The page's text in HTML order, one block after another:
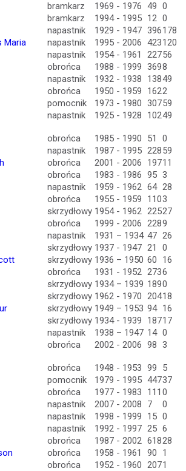
bramkarz 1969 - 1976 49 0
bramkarz 1994 - 1995 12 0
napastnik 1929 - 1947 396178
Maria
napastnik 1995 - 2006 423120
napastnik 1954 - 1961 22756
obrońca 1988 - 1999 3698
napastnik 1932 - 1938 13849
obrońca 1950 - 1959 1622
pomocnik 1973 - 1980 30759
napastnik 1925 - 1928 10249
obrońca 1985 - 1990 51
0
napastnik 1987 - 1995 22859
obrońca 2001 - 2006 19711
obrońca 1983 - 1986 95 3
napastnik 1959 - 1962 64 28
obrońca 1955 - 1959 1103
skrzydłowy 1954 - 1962 22527
obrońca 1999 - 2006 2289
napastnik 1931 – 1934 47 26
skrzydłowy 1937 - 1947 21
0
skrzydłowy 1936 – 1950 60
16
obrońca 1931 - 1952 2736
skrzydłowy 1934 – 1939 1890
skrzydłowy 1962 - 1970 20418
skrzydłowy 1949 – 1953 94 16
skrzydłowy 1934 - 1939 18717
napastnik 1938 – 1947 14 0
obrońca 2002 - 2006 98 3
obrońca 1948 - 1953 99
5
pomocnik 1979 - 1995 44737
obrońca 1977 - 1983 111 0
napastnik 2007 - 2008 7
0
napastnik 1998 - 1999 15 0
napastnik 1992 - 1997 25 6
obrońca 1987 - 2002 61828
obrońca 1958 - 1961 90
1
obrońca 1952 - 1960 2071